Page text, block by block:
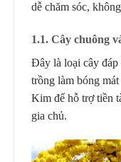
dễ chăm sóc,
1.1. Cây chuông
Đây là loại cây đáp
trồng làm bóng
Kim để hỗ trợ tiền
gia chủ.